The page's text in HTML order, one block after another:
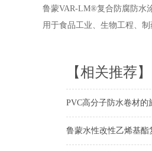
鲁蒙VAR-LM®复合防腐防水
用于食品工业、生物工程、
【相关推荐】
PVC高分子防水卷材的
鲁蒙水性改性乙烯基酯